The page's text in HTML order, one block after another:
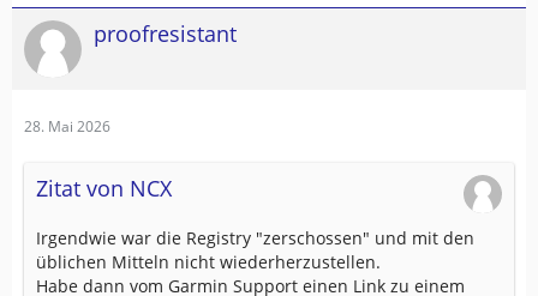
proofresistant
28. Mai 2026
Zitat von NCX
Irgendwie war die Registry "zerschossen" und mit den
üblichen Mitteln nicht wiederherzustellen.
Habe dann vom Garmin Support einen Link zu einem